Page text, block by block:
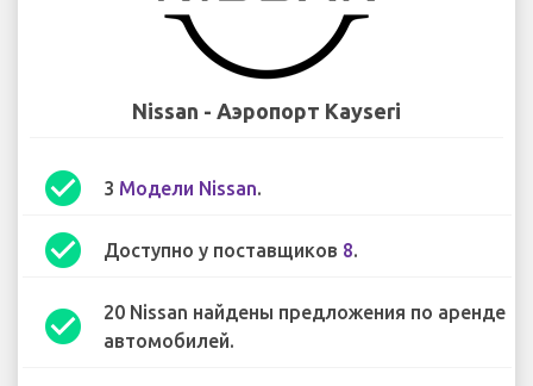
Nissan - Аэропорт Kayseri
check_circle 3 Модели Nissan.
check_circle Доступно у поставщиков 8.
check_circle
20 Nissan найдены предложения по аренде
автомобилей.